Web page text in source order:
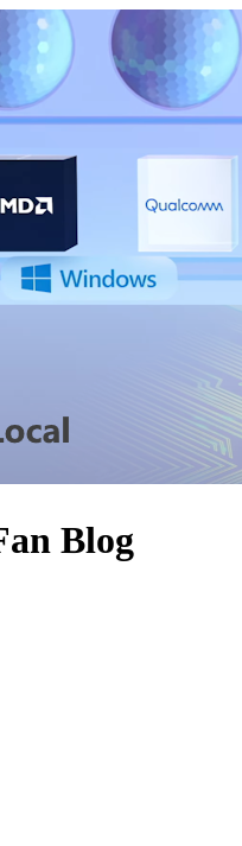
Blog